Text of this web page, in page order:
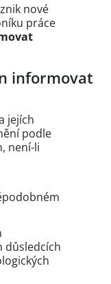
nové
práce
informovat
jejích
podle
není-li
důsledcích